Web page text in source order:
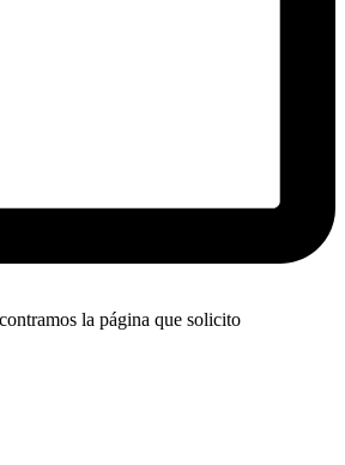
la página que solicito